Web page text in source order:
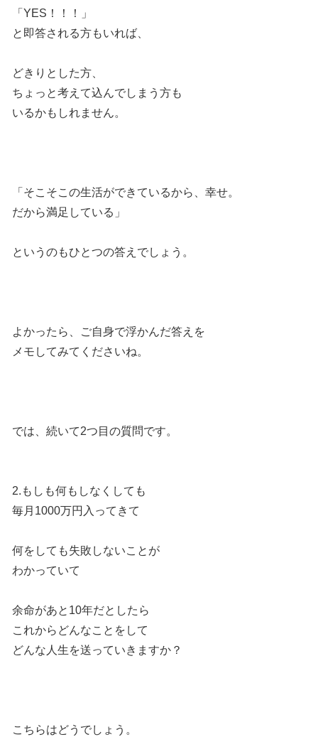
「YES！！！」
と即答される方もいれば、
どきりとした方、
ちょっと考えて込んでしまう方も
いるかもしれません。
「そこそこの生活ができているから、幸せ。
だから満足している」
というのもひとつの答えでしょう。
よかったら、ご自身で浮かんだ答えを
メモしてみてくださいね。
では、続いて2つ目の質問です。
2.もしも何もしなくしても
毎月1000万円入ってきて
何をしても失敗しないことが
わかっていて
余命があと10年だとしたら
これからどんなことをして
どんな人生を送っていきますか？
こちらはどうでしょう。